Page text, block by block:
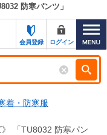
防寒パンツ」
会員登録 ログイン
着・防寒服
「TU8032 防寒パン